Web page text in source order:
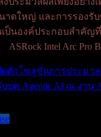
าดใหญ่ และการรองรั
เป็นองค์ประกอบสำคัญ
Intel Arc Pro